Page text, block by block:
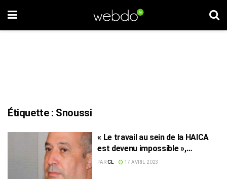
Étiquette : Snoussi
« Le travail au sein de la HAICA
est devenu impossible »,
dénoncent ses membres
PARCL 17 AVRIL 2023